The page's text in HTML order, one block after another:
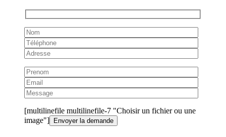
[multilinefile multilinefile-7 "Choisir un fichier ou une
image"]